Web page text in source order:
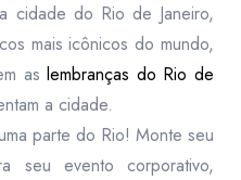
cidade do Rio de Janeiro,
mais icônicos do mundo,
aslembranças do Rio de
a cidade.
parte do Rio! Monte seu
seu evento corporativo,